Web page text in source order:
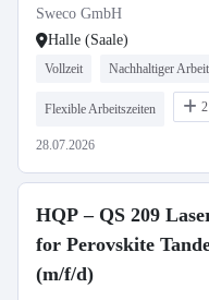
Sweco GmbH
Halle (Saale)
Vollzeit Nachhaltiger
Flexible Arbeitszeiten 2
28.07.2026
HQP – QS 209
for Perovskite
(m/f/d)